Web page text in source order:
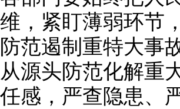
维，紧盯薄弱环节
防范遏制重特大事
从源头防范化解重
任感，严查隐患、